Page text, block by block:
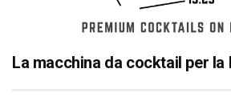
La macchina da cocktail per la